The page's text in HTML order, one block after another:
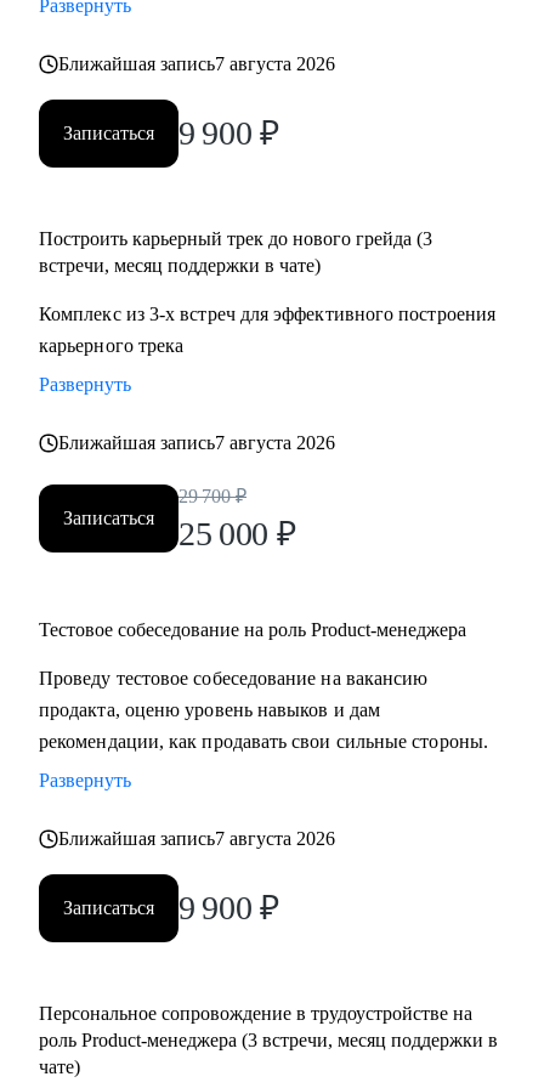
• Разобрать и выполнить тестовые задания.
вырасти на текущем месте работы.
• Построить здоровые отношения в команде и эффективно
Кому могу помочь:
Специалистам от Junior до Senior уровня:
• Product-менеджерам, кто хочет вырасти по грейду и
зарплате
• Владельцам стартапов, которые собирают команду, строят
• Project-менеджерам и маркетологам, кто хочет перейти в
Развернуть
Ближайшая запись7 августа 2026
Записаться 9 900 ₽
Построить карьерный трек до нового грейда (3
встречи, месяц поддержки в чате)
Комплекс из 3-х встреч для эффективного построения
карьерного трека
Развернуть
Ближайшая запись7 августа 2026
Записаться
29 700 ₽
25 000 ₽
Тестовое собеседование на роль Product-менеджера
Проведу тестовое собеседование на вакансию
продакта, оценю уровень навыков и дам
рекомендации, как продавать свои сильные стороны.
Развернуть
Ближайшая запись7 августа 2026
Записаться 9 900 ₽
Персональное сопровождение в трудоустройстве на
роль Product-менеджера (3 встречи, месяц поддержки в
чате)